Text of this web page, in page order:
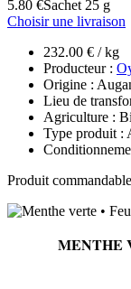
5.80 €Sachet 25 g
Choisir une livraison
232.00 € / kg
Producteur :
Origine :
Lieu de
Agriculture :
Type produit :
Produit
MENTHE